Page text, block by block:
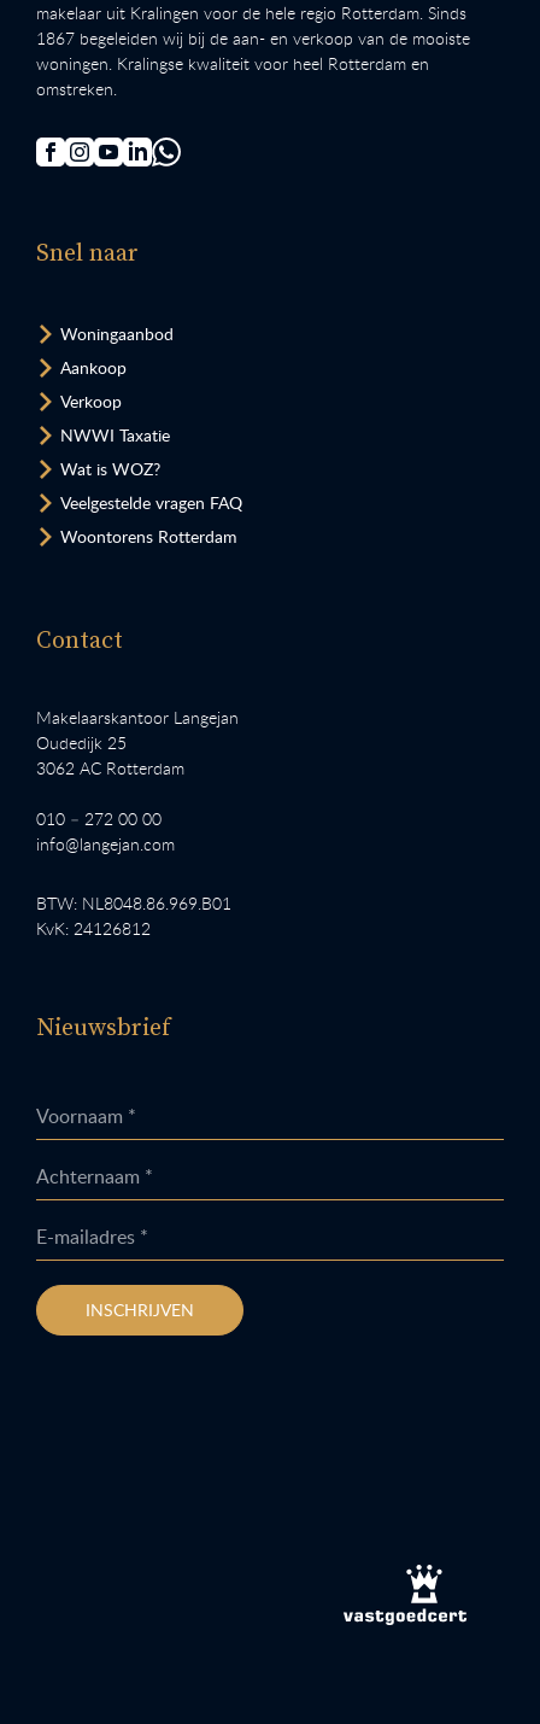
makelaar uit Kralingen voor de hele regio Rotterdam. Sinds
1867 begeleiden wij bij de aan- en verkoop van de mooiste
woningen. Kralingse kwaliteit voor heel Rotterdam en
omstreken.
Snel naar
Woningaanbod
Aankoop
Verkoop
NWWI Taxatie
Wat is WOZ?
Veelgestelde vragen FAQ
Woontorens Rotterdam
Contact
Makelaarskantoor Langejan
Oudedijk 25
3062 AC Rotterdam
010 – 272 00 00
info@langejan.com
BTW: NL8048.86.969.B01
KvK: 24126812
Nieuwsbrief
Voornaam *
Achternaam *
E-mailadres *
INSCHRIJVEN